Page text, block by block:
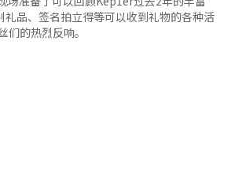
礼品、签名拍立得等可以收到礼物的各种活
们的热烈反响。